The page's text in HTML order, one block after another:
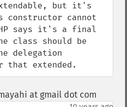
but it's
cannot
says it's a final
class should be
delegation
extended.
at gmail dot com